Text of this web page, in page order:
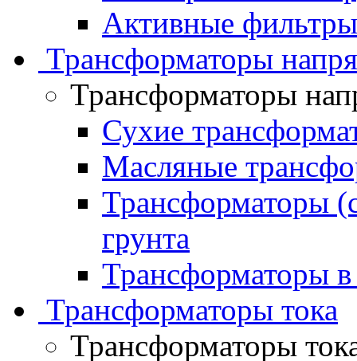
Активные
Трансформаторы
Трансформаторы
Сухие
Масляные
Трансформаторы
грунта
Трансформаторы
Трансформаторы тока
Трансформаторы